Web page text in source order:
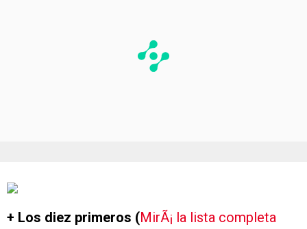
+ Los diez primeros (MirÃ¡ la lista completa